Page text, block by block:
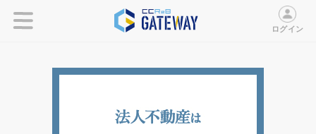
ログイン